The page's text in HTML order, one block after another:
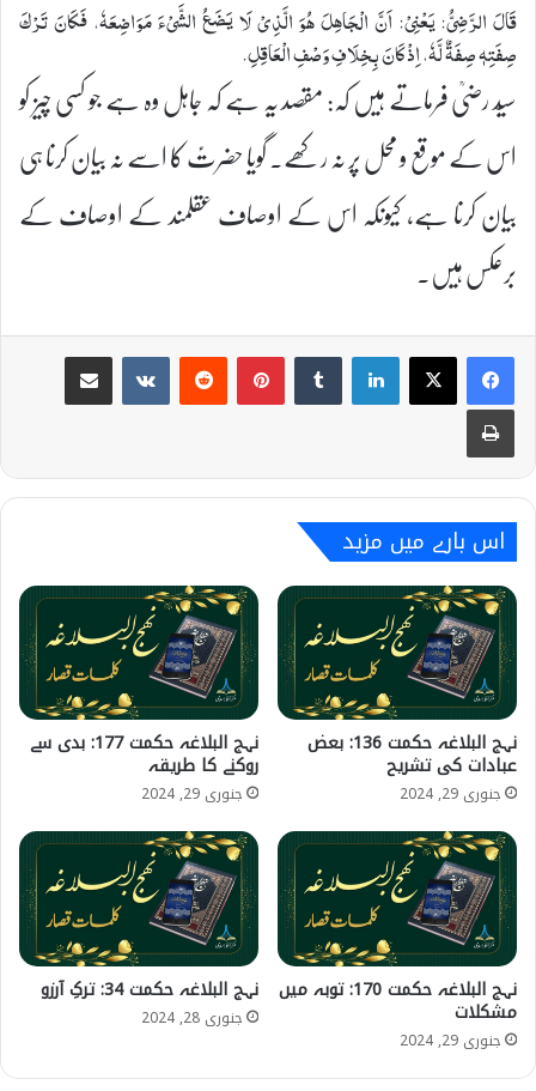
قَالَ الرَّضِیُّ: یَعْنِیْ: اَنَّ الْجَاهِلَ هُوَ الَّذِیْ لَا یَضَعُ الشَّیْءَ مَوَاضِعَهٗ، فَكَانَ تَرْكَ
صِفَتِهٖ صِفَةٌ لَّهٗ، اِذْ كَانَ بِخِلَافِ وَصْفِ الْعَاقِلِ.
سیّد رضیؒ فرماتے ہیں کہ: مقصد یہ ہے کہ جاہل وہ ہے جو کسی چیز کو
اس کے موقع و محل پر نہ رکھے۔ گویا حضرتؑ کا اسے نہ بیان کرنا ہی
بیان کرنا ہے، کیونکہ اس کے اوصاف عقلمند کے اوصاف کے
برعکس ہیں۔
اس بارے میں مزید
نہج البلاغہ حکمت 136: بعض
عبادات کی تشریح
جنوری 29, 2024
نہج البلاغہ حکمت 177: بدی سے
روکنے کا طریقہ
جنوری 29, 2024
نہج البلاغہ حکمت 170: توبہ میں
مشکلات
جنوری 29, 2024
نہج البلاغہ حکمت 34: ترکِ آرزو
جنوری 28, 2024